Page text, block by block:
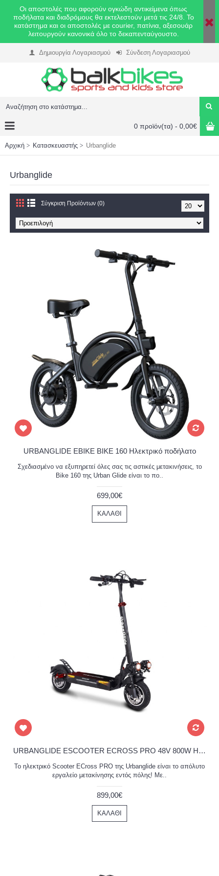
Οι αποστολές που αφορούν ογκώδη αντικείμενα όπως
ποδήλατα και διαδρόμους θα εκτελεστούν μετά τις 24/8. Το
κατάστημα και οι αποστολές με courier, πατίνια, αξεσουάρ
λειτουργούν κανονικά όλο το δεκαπενταύγουστο.
Δημιουργία Λογαριασμού Σύνδεση Λογαριασμού
0 προϊόν(τα) - 0,00€
Αρχική Κατασκευαστής Urbanglide
Urbanglide
Σύγκριση Προϊόντων (0)
URBANGLIDE EBIKE BIKE 160 Ηλεκτρικό ποδήλατο
Σχεδιασμένο να εξυπηρετεί όλες σας τις αστικές μετακινήσεις, το
Bike 160 της Urban Glide είναι το πο..
699,00€
ΚΑΛΆΘΙ
URBANGLIDE ESCOOTER ECROSS PRO 48V 800W Ηλεκτρικό Scooter
Το ηλεκτρικό Scooter ECross PRO της Urbanglide είναι το απόλυτο
εργαλείο μετακίνησης εντός πόλης! Με..
899,00€
ΚΑΛΆΘΙ